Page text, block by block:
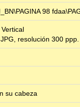
98
resolución 300 ppp.
su cabeza